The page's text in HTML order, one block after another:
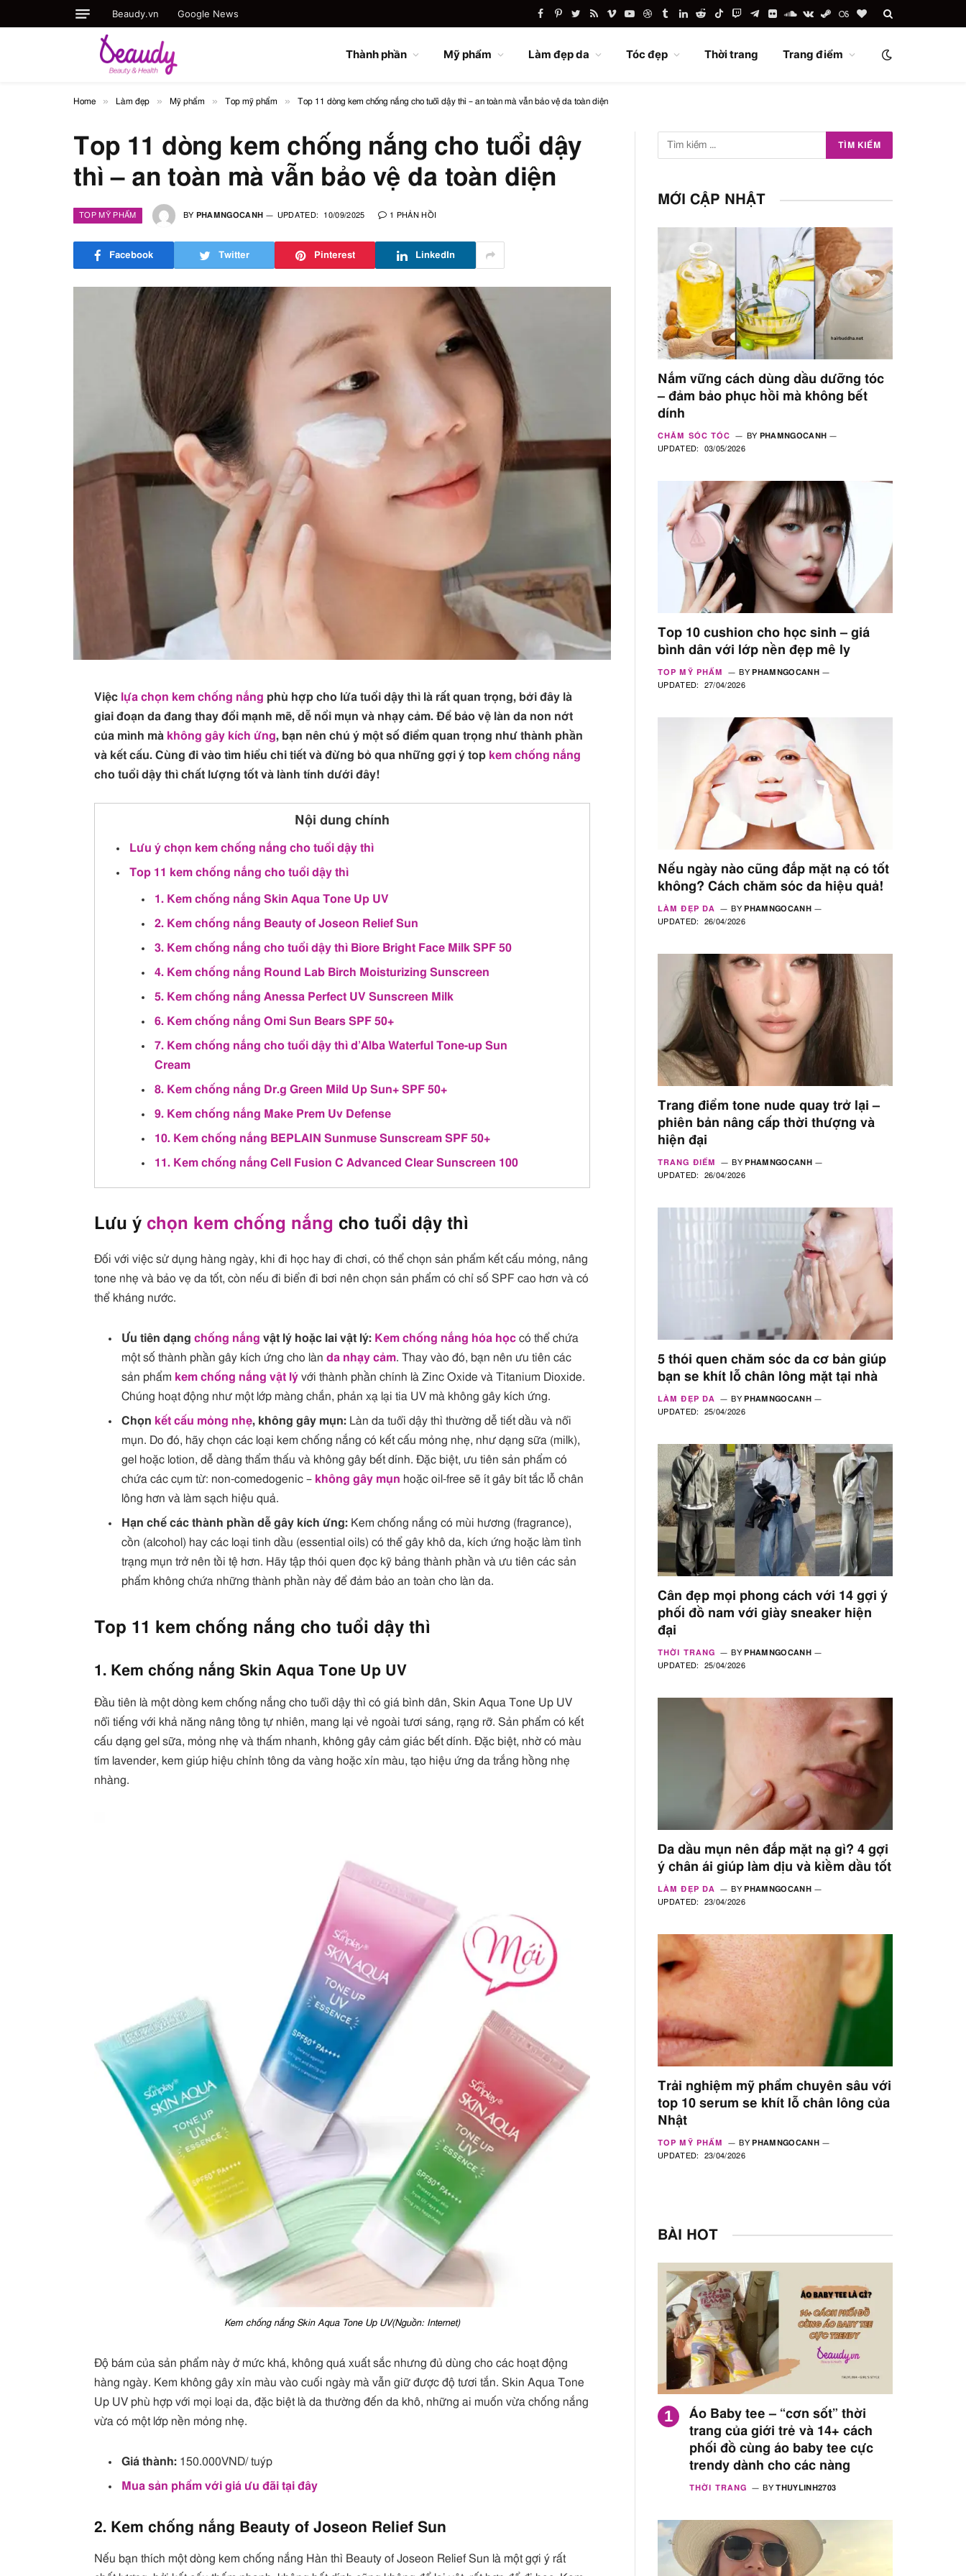
Beaudy.vn Google News
FacebookPinterest
TwitterRSSVimeoYouTube
Dribbble
TumblrLinkedIn
RedditTikTokTwitchTelegram
FlickrSoundCloud
VKontakte
SteamLast.fmBlogLovin
Thành phần Mỹ phẩm Làm đẹp da Tóc đẹp Thời trang Trang điểm
Home » Làm đẹp » Mỹ phẩm » Top mỹ phẩm » Top 11 dòng kem chống nắng cho tuổi dậy thì – an toàn mà vẫn bảo vệ da toàn diện
Top 11 dòng kem chống nắng cho tuổi dậy
thì – an toàn mà vẫn bảo vệ da toàn diện
TOP MỸ PHẨM BY PHAMNGOCANH UPDATED: 10/09/2025 1 PHẢN HỒI
Facebook Twitter Pinterest LinkedIn
Việc lựa chọn kem chống nắng phù hợp cho lứa tuổi dậy thì là rất quan trọng, bởi đây là
giai đoạn da đang thay đổi mạnh mẽ, dễ nổi mụn và nhạy cảm. Để bảo vệ làn da non nớt
của mình mà không gây kích ứng, bạn nên chú ý một số điểm quan trọng như thành phần
và kết cấu. Cùng đi vào tìm hiểu chi tiết và đừng bỏ qua những gợi ý top kem chống nắng
cho tuổi dậy thì chất lượng tốt và lành tính dưới đây!
Nội dung chính
Lưu ý chọn kem chống nắng cho tuổi dậy thì
Top 11 kem chống nắng cho tuổi dậy thì
1. Kem chống nắng Skin Aqua Tone Up UV
2. Kem chống nắng Beauty of Joseon Relief Sun
3. Kem chống nắng cho tuổi dậy thì Biore Bright Face Milk SPF 50
4. Kem chống nắng Round Lab Birch Moisturizing Sunscreen
5. Kem chống nắng Anessa Perfect UV Sunscreen Milk
6. Kem chống nắng Omi Sun Bears SPF 50+
7. Kem chống nắng cho tuổi dậy thì d’Alba Waterful Tone-up Sun
Cream
8. Kem chống nắng Dr.g Green Mild Up Sun+ SPF 50+
9. Kem chống nắng Make Prem Uv Defense
10. Kem chống nắng BEPLAIN Sunmuse Sunscream SPF 50+
11. Kem chống nắng Cell Fusion C Advanced Clear Sunscreen 100
Lưu ý chọn kem chống nắng cho tuổi dậy thì
Đối với việc sử dụng hàng ngày, khi đi học hay đi chơi, có thể chọn sản phẩm kết cấu mỏng, nâng
tone nhẹ và bảo vẹ da tốt, còn nếu đi biển đi bơi nên chọn sản phẩm có chỉ số SPF cao hơn và có
thể kháng nước.
Ưu tiên dạngchống nắng vật lý hoặc lai vật lý: Kem chống nắng hóa học có thể chứa
một số thành phần gây kích ứng cho lànda nhạy cảm. Thay vào đó, bạn nên ưu tiên các
sản phẩm kem chống nắng vật lý với thành phần chính là Zinc Oxide và Titanium Dioxide.
Chúng hoạt động như một lớp màng chắn, phản xạ lại tia UV mà không gây kích ứng.
Chọn kết cấu mỏng nhẹ, không gây mụn: Làn da tuổi dậy thì thường dễ tiết dầu và nổi
mụn. Do đó, hãy chọn các loại kem chống nắng có kết cấu mỏng nhẹ, như dạng sữa (milk),
gel hoặc lotion, dễ dàng thẩm thấu và không gây bết dính. Đặc biệt, ưu tiên sản phẩm có
chứa các cụm từ: non-comedogenic – không gây mụn hoặc oil-free sẽ ít gây bít tắc lỗ chân
lông hơn và làm sạch hiệu quả.
Hạn chế các thành phần dễ gây kích ứng: Kem chống nắng có mùi hương (fragrance),
cồn (alcohol) hay các loại tinh dầu (essential oils) có thể gây khô da, kích ứng hoặc làm tình
trạng mụn trở nên tồi tệ hơn. Hãy tập thói quen đọc kỹ bảng thành phần và ưu tiên các sản
phẩm không chứa những thành phần này để đảm bảo an toàn cho làn da.
Top 11 kem chống nắng cho tuổi dậy thì
1. Kem chống nắng Skin Aqua Tone Up UV
Đầu tiên là một dòng kem chống nắng cho tuổi dậy thì có giá bình dân, Skin Aqua Tone Up UV
nổi tiếng với khả năng nâng tông tự nhiên, mang lại vẻ ngoài tươi sáng, rạng rỡ. Sản phẩm có kết
cấu dạng gel sữa, mỏng nhẹ và thấm nhanh, không gây cảm giác bết dính. Đặc biệt, nhờ có màu
tím lavender, kem giúp hiệu chỉnh tông da vàng hoặc xỉn màu, tạo hiệu ứng da trắng hồng nhẹ
nhàng.
Kem chống nắng Skin Aqua Tone Up UV(Nguồn: Internet)
Độ bám của sản phẩm này ở mức khá, không quá xuất sắc nhưng đủ dùng cho các hoạt động
hàng ngày. Kem không gây xỉn màu vào cuối ngày mà vẫn giữ được độ tươi tắn. Skin Aqua Tone
Up UV phù hợp với mọi loại da, đặc biệt là da thường đến da khô, những ai muốn vừa chống nắng
vừa có một lớp nền mỏng nhẹ.
Giá thành: 150.000VND/ tuýp
Mua sản phẩm với giá ưu đãi tại đây
2. Kem chống nắng Beauty of Joseon Relief Sun
Nếu bạn thích một dòng kem chống nắng Hàn thì Beauty of Joseon Relief Sun là một gợi ý rất
MỚI CẬP NHẬT
Nắm vững cách dùng dầu dưỡng tóc
– đảm bảo phục hồi mà không bết
dính
CHĂM SÓC TÓC BY PHAMNGOCANH
UPDATED:
03/05/2026
Top 10 cushion cho học sinh – giá
bình dân với lớp nền đẹp mê ly
TOP MỸ PHẨM BY PHAMNGOCANH
UPDATED:
27/04/2026
Nếu ngày nào cũng đắp mặt nạ có tốt
không? Cách chăm sóc da hiệu quả!
LÀM ĐẸP DA BY PHAMNGOCANH
UPDATED:
26/04/2026
Trang điểm tone nude quay trở lại –
phiên bản nâng cấp thời thượng và
hiện đại
TRANG ĐIỂM BY PHAMNGOCANH
UPDATED:
26/04/2026
5 thói quen chăm sóc da cơ bản giúp
bạn se khít lỗ chân lông mặt tại nhà
LÀM ĐẸP DA BY PHAMNGOCANH
UPDATED:
25/04/2026
Cân đẹp mọi phong cách với 14 gợi ý
phối đồ nam với giày sneaker hiện
đại
THỜI TRANG BY PHAMNGOCANH
UPDATED:
25/04/2026
Da dầu mụn nên đắp mặt nạ gì? 4 gợi
ý chân ái giúp làm dịu và kiềm dầu tốt
LÀM ĐẸP DA BY PHAMNGOCANH
UPDATED:
23/04/2026
Trải nghiệm mỹ phẩm chuyên sâu với
top 10 serum se khít lỗ chân lông của
Nhật
TOP MỸ PHẨM BY PHAMNGOCANH
UPDATED:
23/04/2026
BÀI HOT
Áo Baby tee – “cơn sốt” thời
trang của giới trẻ và 14+ cách
phối đồ cùng áo baby tee cực
trendy dành cho các nàng
THỜI TRANG BY THUYLINH2703